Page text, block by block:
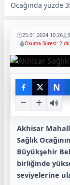
Ocağında yüzde
25.01.2024 10:26
Okuma Süresi: 2 dk
N
Akhisar
Sağlık
Büyükşehir
birliğinde
seviyelerine